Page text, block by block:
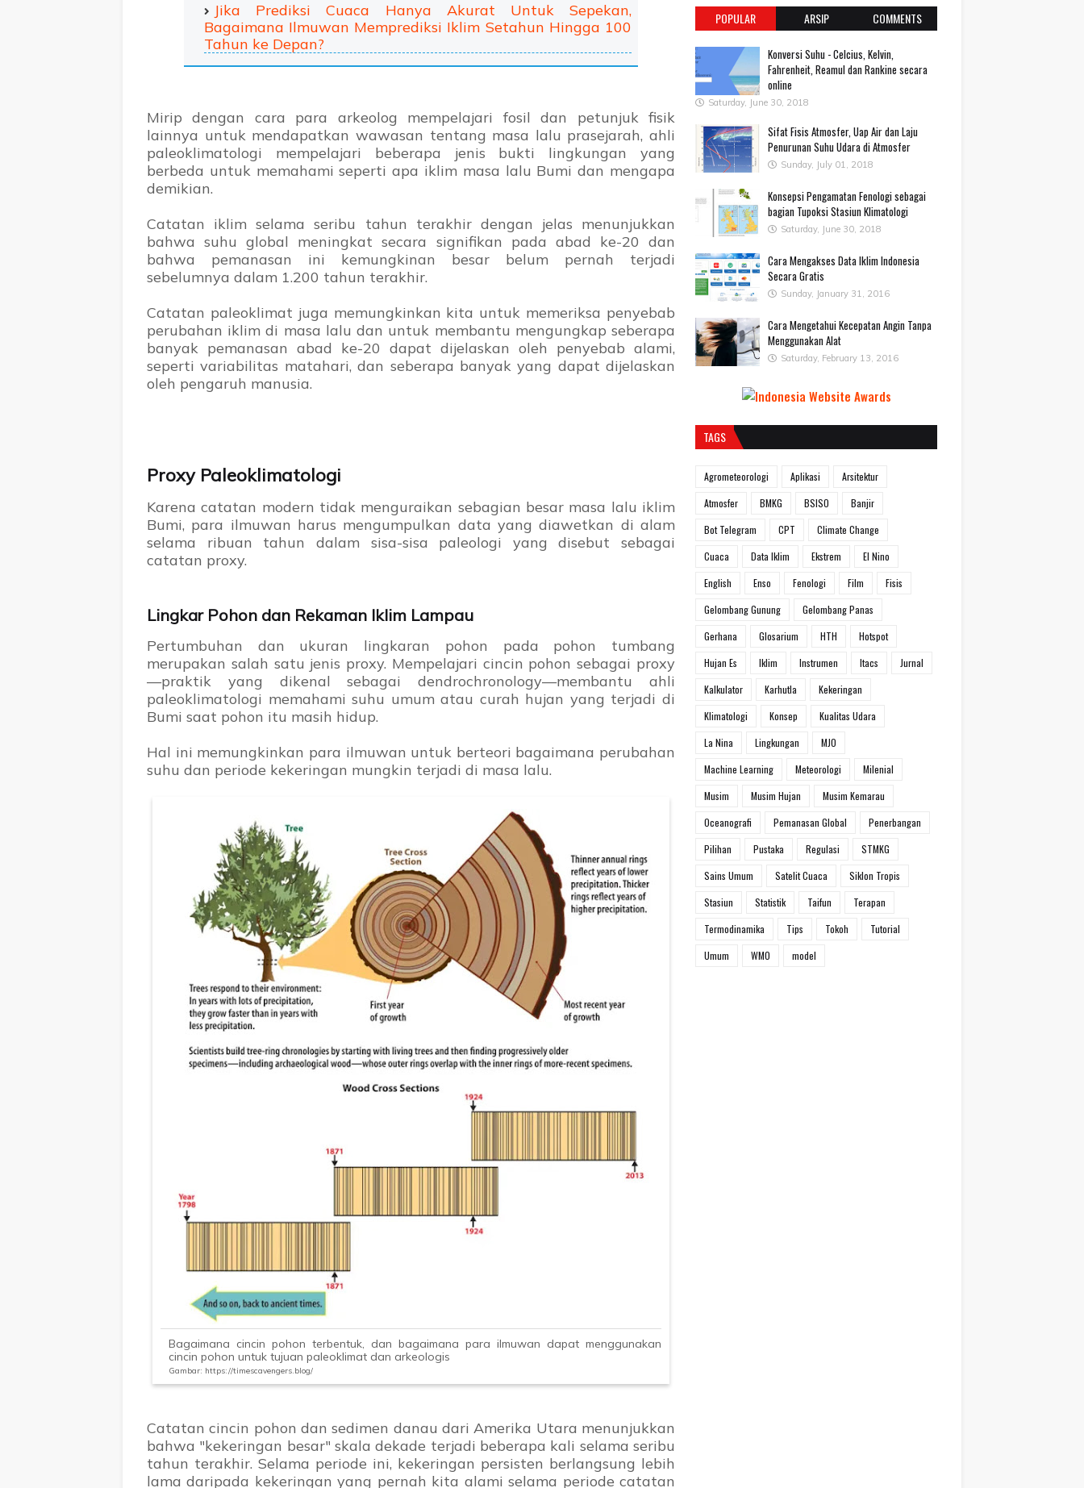
Jika Prediksi Cuaca Hanya Akurat Untuk Sepekan,
Bagaimana Ilmuwan Memprediksi Iklim Setahun Hingga 100
Tahun ke Depan?
Mirip dengan cara para arkeolog mempelajari fosil dan petunjuk fisik
lainnya untuk mendapatkan wawasan tentang masa lalu prasejarah, ahli
paleoklimatologi mempelajari beberapa jenis bukti lingkungan yang
berbeda untuk memahami seperti apa iklim masa lalu Bumi dan mengapa
demikian.
Catatan iklim selama seribu tahun terakhir dengan jelas menunjukkan
bahwa suhu global meningkat secara signifikan pada abad ke-20 dan
bahwa pemanasan ini kemungkinan besar belum pernah terjadi
sebelumnya dalam 1.200 tahun terakhir.
Catatan paleoklimat juga memungkinkan kita untuk memeriksa penyebab
perubahan iklim di masa lalu dan untuk membantu mengungkap seberapa
banyak pemanasan abad ke-20 dapat dijelaskan oleh penyebab alami,
seperti variabilitas matahari, dan seberapa banyak yang dapat dijelaskan
oleh pengaruh manusia.
Proxy Paleoklimatologi
Karena catatan modern tidak menguraikan sebagian besar masa lalu iklim
Bumi, para ilmuwan harus mengumpulkan data yang diawetkan di alam
selama ribuan tahun dalam sisa-sisa paleologi yang disebut sebagai
catatan proxy.
Lingkar Pohon dan Rekaman Iklim Lampau
Pertumbuhan dan ukuran lingkaran pohon pada pohon tumbang
merupakan salah satu jenis proxy. Mempelajari cincin pohon sebagai proxy
—praktik yang dikenal sebagai dendrochronology—membantu ahli
paleoklimatologi memahami suhu umum atau curah hujan yang terjadi di
Bumi saat pohon itu masih hidup.
Hal ini memungkinkan para ilmuwan untuk berteori bagaimana perubahan
suhu dan periode kekeringan mungkin terjadi di masa lalu.
Bagaimana cincin pohon terbentuk, dan bagaimana para ilmuwan dapat menggunakan
cincin pohon untuk tujuan paleoklimat dan arkeologis
Gambar: https://timescavengers.blog/
Catatan cincin pohon dan sedimen danau dari Amerika Utara menunjukkan
bahwa "kekeringan besar" skala dekade terjadi beberapa kali selama seribu
tahun terakhir. Selama periode ini, kekeringan persisten berlangsung lebih
lama daripada kekeringan yang pernah kita alami selama periode catatan
POPULAR ARSIP COMMENTS
Konversi Suhu - Celcius, Kelvin,
Fahrenheit, Reamul dan Rankine secara
online
Saturday, June 30, 2018
Sifat Fisis Atmosfer, Uap Air dan Laju
Penurunan Suhu Udara di Atmosfer
Sunday, July 01, 2018
Konsepsi Pengamatan Fenologi sebagai
bagian Tupoksi Stasiun Klimatologi
Saturday, June 30, 2018
Cara Mengakses Data Iklim Indonesia
Secara Gratis
Sunday, January 31, 2016
Cara Mengetahui Kecepatan Angin Tanpa
Menggunakan Alat
Saturday, February 13, 2016
TAGS
Agrometeorologi Aplikasi
Arsitektur
Atmosfer
BMKG BSISO
Banjir
Bot Telegram
CPT
Climate Change
Cuaca
Data Iklim Ekstrem
El Nino
English
Enso Fenologi Film
Fisis
Gelombang Gunung
Gelombang Panas
Gerhana
Glosarium HTH
Hotspot
Hujan Es
Iklim Instrumen Itacs
Jurnal
Kalkulator
Karhutla
Kekeringan
Klimatologi
Konsep
Kualitas Udara
La Nina
Lingkungan
MJO
Machine Learning
Meteorologi
Milenial
Musim
Musim Hujan
Musim Kemarau
Oceanografi
Pemanasan Global
Penerbangan
Pilihan
Pustaka Regulasi
STMKG
Sains Umum
Satelit Cuaca
Siklon Tropis
Stasiun
Statistik Taifun
Terapan
Termodinamika
Tips Tokoh
Tutorial
Umum
WMO model